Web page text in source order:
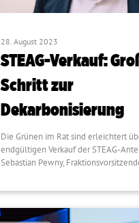
28. August 2023
STEAG-Verkauf:
Schritt zur
Dekarbonisierung
Die Grünen im Rat sind erleichtert
endgültigen Verkauf der STEAG-
Sebastian Pewny,